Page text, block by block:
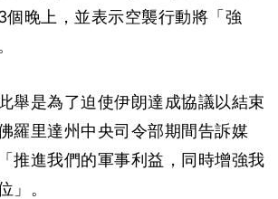
個晚上，並表示空襲行動將「強
舉是為了迫使伊朗達成協議以結束
羅里達州中央司令部期間告訴媒
推進我們的軍事利益，同時增強我
」。